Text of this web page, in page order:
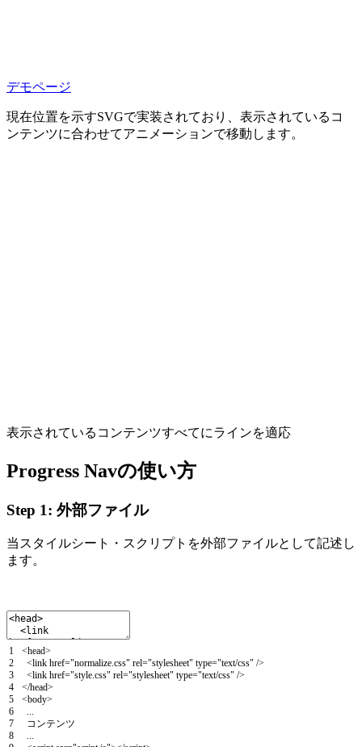
デモページ
現在位置を示すSVGで実装されており、表示されているコ
ンテンツに合わせてアニメーションで移動します。
表示されているコンテンツすべてにラインを適応
Progress Navの使い方
Step 1: 外部ファイル
当スタイルシート・スクリプトを外部ファイルとして記述し
ます。
1
2
3
4
5
6
7
8
<head>
<link href="normalize.css" rel="stylesheet" type="text/css" />
<link href="style.css" rel="stylesheet" type="text/css" />
</head>
<body>
...
コンテンツ
...